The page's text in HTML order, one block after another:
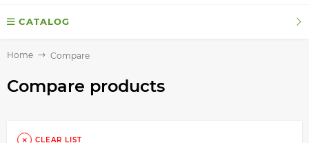
CATALOG
Home Compare
Compare products
CLEAR LIST